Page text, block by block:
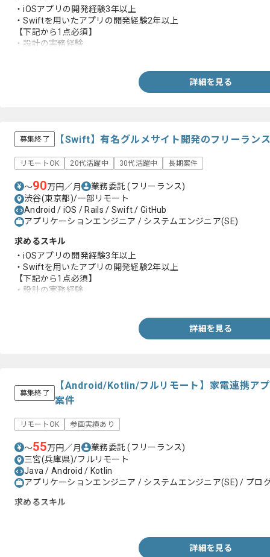
・iOSアプリの開発経験3年以上
・Swiftを用いたアプリの開発経験2年以上
【下記から1点必須】
・設計の実務経験
詳細を見る
募集終了 【Swift】有名グルメサイト開発のフリーラン
リモートOK 20代活躍中 30代活躍中 長期案件
〜90万円／月 業務委託(フリーランス)
渋谷(東京都)/一部リモート
Android / iOS / Rails / Swift / GitHub
アプリケーションエンジニア / システムエンジニア(SE)
求めるスキル
・iOSアプリの開発経験3年以上
・Swiftを用いたアプリの開発経験2年以上
【下記から1点必須】
・設計の実務経験
詳細を見る
募集終了
【Android/Kotlin/フルリモート】家電連携ア
案件
リモートOK 参画実績あり
〜55万円／月 業務委託(フリーランス)
三宮(兵庫県)/フルリモート
Java / Android / Kotlin
アプリケーションエンジニア / システムエンジニア(SE) / プロ
求めるスキル
詳細を見る